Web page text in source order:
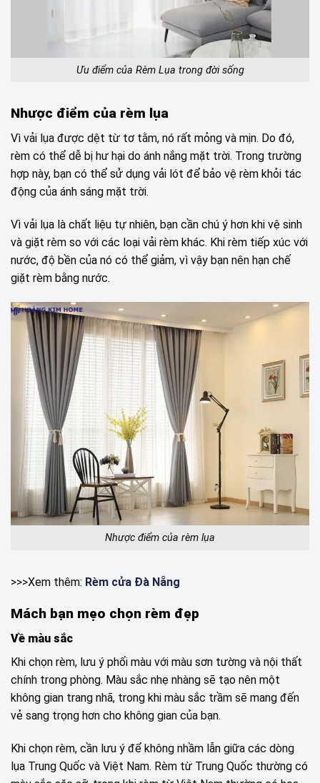
Ưu điểm của Rèm Lụa trong đời sống
Nhược điểm của rèm lụa
Vì vải lụa được dệt từ tơ tằm, nó rất mỏng và mịn. Do đó,
rèm có thể dễ bị hư hại do ánh nắng mặt trời. Trong trường
hợp này, bạn có thể sử dụng vải lót để bảo vệ rèm khỏi tác
động của ánh sáng mặt trời.
Vì vải lụa là chất liệu tự nhiên, bạn cần chú ý hơn khi vệ sinh
và giặt rèm so với các loại vải rèm khác. Khi rèm tiếp xúc với
nước, độ bền của nó có thể giảm, vì vậy bạn nên hạn chế
giặt rèm bằng nước.
Nhược điểm của rèm lụa
>>>Xem thêm: Rèm cửa Đà Nẵng
Mách bạn mẹo chọn rèm đẹp
Về màu sắc
Khi chọn rèm, lưu ý phối màu với màu sơn tường và nội thất
chính trong phòng. Màu sắc nhẹ nhàng sẽ tạo nên một
không gian trang nhã, trong khi màu sắc trầm sẽ mang đến
vẻ sang trọng hơn cho không gian của bạn.
Khi chọn rèm, cần lưu ý để không nhầm lẫn giữa các dòng
lụa Trung Quốc và Việt Nam. Rèm từ Trung Quốc thường có